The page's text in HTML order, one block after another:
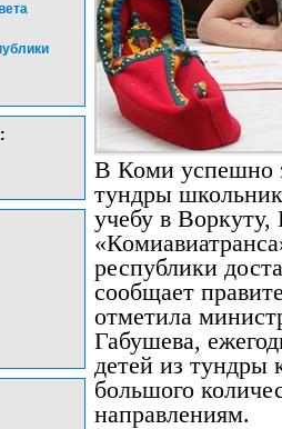
В Коми успешно
тундры
учебу в
республики
сообщает
отметила
Габушева,
детей из тундры
большого
направлениям.